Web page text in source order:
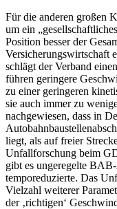
Für die anderen großen
um ein
Position besser der
Versicherungswirtschaft
schlägt der Verband
führen geringere
zu einer geringeren
sie auch immer zu
nachgewiesen, dass in
liegt, als auf freier
Unfallforschung beim
gibt es ungeregelte
temporeduzierte. Das
Vielzahl weiterer
der ‚richtigen‘